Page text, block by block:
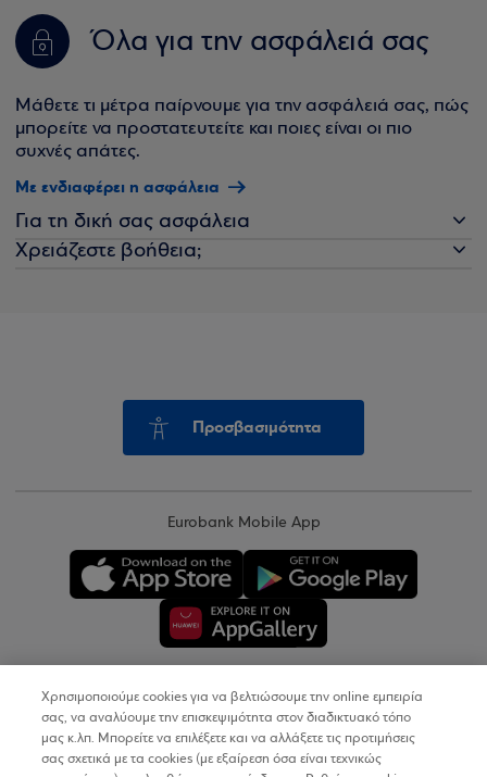
Όλα για την ασφάλειά σας
Μάθετε τι μέτρα παίρνουμε για την ασφάλειά σας, πώς
μπορείτε να προστατευτείτε και ποιες είναι οι πιο
συχνές απάτες.
Με ενδιαφέρει η ασφάλεια
Για τη δική σας ασφάλεια
Χρειάζεστε βοήθεια;
Προσβασιμότητα
Eurobank Mobile App
Copyright © 2026
Χρησιμοποιούμε cookies για να βελτιώσουμε την online εμπειρία
σας, να αναλύουμε την επισκεψιμότητα στον διαδικτυακό τόπο
μας κ.λπ. Μπορείτε να επιλέξετε και να αλλάξετε τις προτιμήσεις
σας σχετικά με τα cookies (με εξαίρεση όσα είναι τεχνικώς